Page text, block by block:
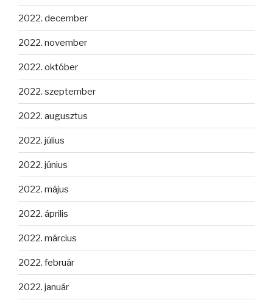
2022. december
2022. november
2022. október
2022. szeptember
2022. augusztus
2022. július
2022. június
2022. május
2022. április
2022. március
2022. február
2022. január